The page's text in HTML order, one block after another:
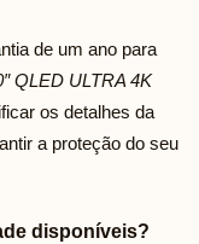
de um ano para
QLED ULTRA 4K
os detalhes da
a proteção do seu
disponíveis?